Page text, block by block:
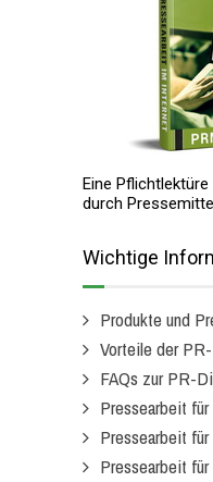
Eine
durch
Wichtige
Produkte und
Vorteile der
FAQs zur PR-
Pressearbeit
Pressearbeit für
Pressearbeit